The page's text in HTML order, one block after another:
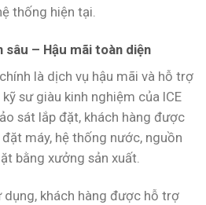
thống hiện tại.
– Hậu mãi toàn diện
là dịch vụ hậu mãi và hỗ trợ
sư giàu kinh nghiệm của ICE
sát lắp đặt, khách hàng được
máy, hệ thống nước, nguồn
bằng xưởng sản xuất.
khách hàng được hỗ trợ